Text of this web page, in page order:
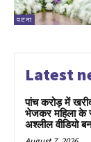
पटना
Latest
पांच करोड़ में
भेजकर महिला के
अश्लील वीडियो